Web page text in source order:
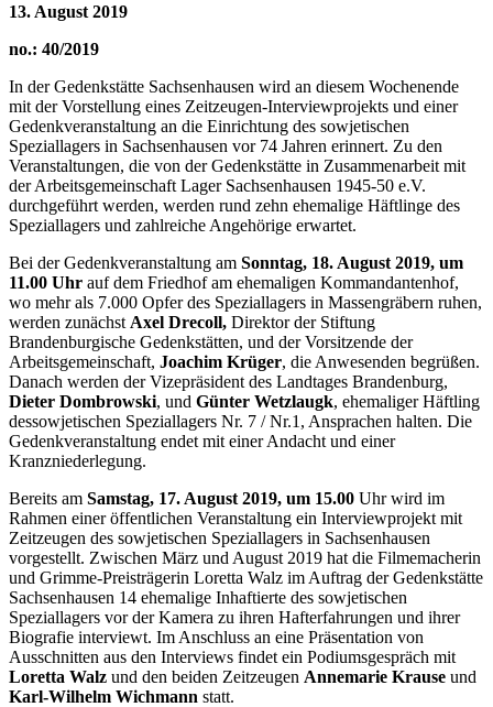
13. August 2019
no.: 40/2019
In der Gedenkstätte Sachsenhausen wird an diesem Wochenende
mit der Vorstellung eines Zeitzeugen-Interviewprojekts und einer
Gedenkveranstaltung an die Einrichtung des sowjetischen
Speziallagers in Sachsenhausen vor 74 Jahren erinnert. Zu den
Veranstaltungen, die von der Gedenkstätte in Zusammenarbeit mit
der Arbeitsgemeinschaft Lager Sachsenhausen 1945-50 e.V.
durchgeführt werden, werden rund zehn ehemalige Häftlinge des
Speziallagers und zahlreiche Angehörige erwartet.
Bei der Gedenkveranstaltung am Sonntag, 18. August 2019, um
11.00 Uhr auf dem Friedhof am ehemaligen Kommandantenhof,
wo mehr als 7.000 Opfer des Speziallagers in Massengräbern ruhen,
werden zunächst Axel Drecoll, Direktor der Stiftung
Brandenburgische Gedenkstätten, und der Vorsitzende der
Arbeitsgemeinschaft, Joachim Krüger, die Anwesenden begrüßen.
Danach werden der Vizepräsident des Landtages Brandenburg,
Dieter Dombrowski, und Günter Wetzlaugk, ehemaliger Häftling
dessowjetischen Speziallagers Nr. 7 / Nr.1, Ansprachen halten. Die
Gedenkveranstaltung endet mit einer Andacht und einer
Kranzniederlegung.
Bereits am Samstag, 17. August 2019, um 15.00 Uhr wird im
Rahmen einer öffentlichen Veranstaltung ein Interviewprojekt mit
Zeitzeugen des sowjetischen Speziallagers in Sachsenhausen
vorgestellt. Zwischen März und August 2019 hat die Filmemacherin
und Grimme-Preisträgerin Loretta Walz im Auftrag der Gedenkstätte
Sachsenhausen 14 ehemalige Inhaftierte des sowjetischen
Speziallagers vor der Kamera zu ihren Hafterfahrungen und ihrer
Biografie interviewt. Im Anschluss an eine Präsentation von
Ausschnitten aus den Interviews findet ein Podiumsgespräch mit
Loretta Walz und den beiden Zeitzeugen Annemarie Krause und
Karl-Wilhelm Wichmann statt.